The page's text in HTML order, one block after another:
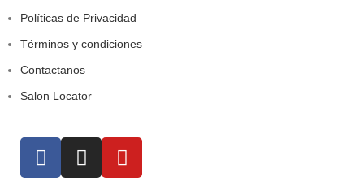
Políticas de Privacidad
Términos y condiciones
Contactanos
Salon Locator